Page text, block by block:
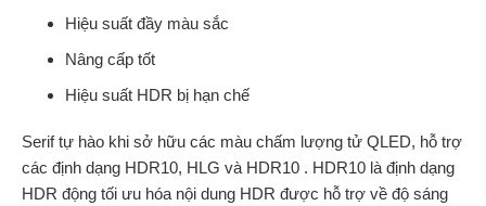
Hiệu suất đầy màu sắc
Nâng cấp tốt
Hiệu suất HDR bị hạn chế
Serif tự hào khi sở hữu các màu chấm lượng tử QLED, hỗ trợ
các định dạng HDR10, HLG và HDR10 . HDR10 là định dạng
HDR động tối ưu hóa nội dung HDR được hỗ trợ về độ sáng